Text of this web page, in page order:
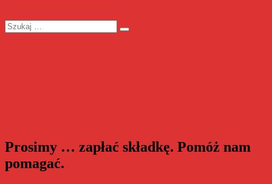
Szukaj:
Szukaj
Prosimy … zapłać składkę. Pomóż nam
pomagać.